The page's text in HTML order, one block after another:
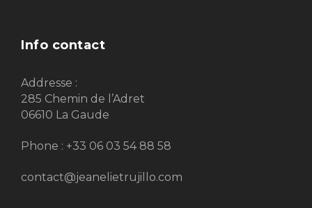
Info contact
Addresse :
285 Chemin de l’Adret
06610 La Gaude
Phone : +33 06 03 54 88 58
contact@jeanelietrujillo.com